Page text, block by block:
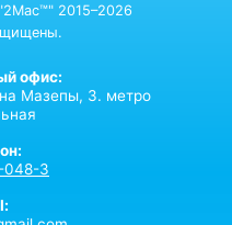
2015–2026
офис:
Мазепы, 3. метро
048-3